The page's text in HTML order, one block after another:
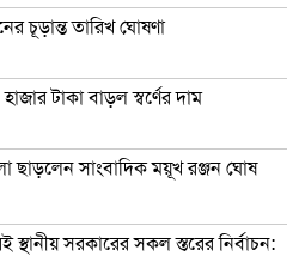
চূড়ান্ত তারিখ ঘোষণা
টাকা বাড়ল স্বর্ণের দাম
ছাড়লেন সাংবাদিক ময়ূখ রঞ্জন ঘোষ
স্থানীয় সরকারের সকল স্তরের নির্বাচন: